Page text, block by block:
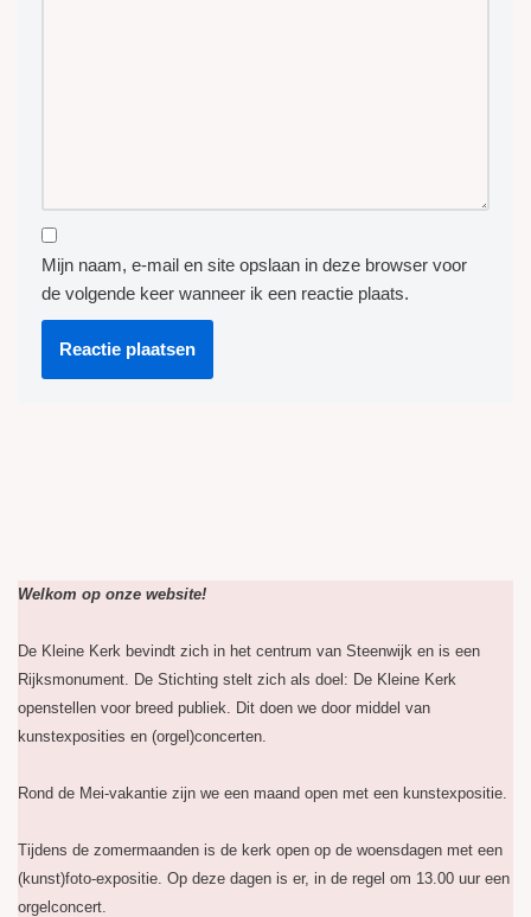
Mijn naam, e-mail en site opslaan in deze browser voor
de volgende keer wanneer ik een reactie plaats.
Welkom op onze website!
De Kleine Kerk bevindt zich in het centrum van Steenwijk en is een
Rijksmonument. De Stichting stelt zich als doel: De Kleine Kerk
openstellen voor breed publiek. Dit doen we door middel van
kunstexposities en (orgel)concerten.
Rond de Mei-vakantie zijn we een maand open met een kunstexpositie.
Tijdens de zomermaanden is de kerk open op de woensdagen met een
(kunst)foto-expositie. Op deze dagen is er, in de regel om 13.00 uur een
orgelconcert.